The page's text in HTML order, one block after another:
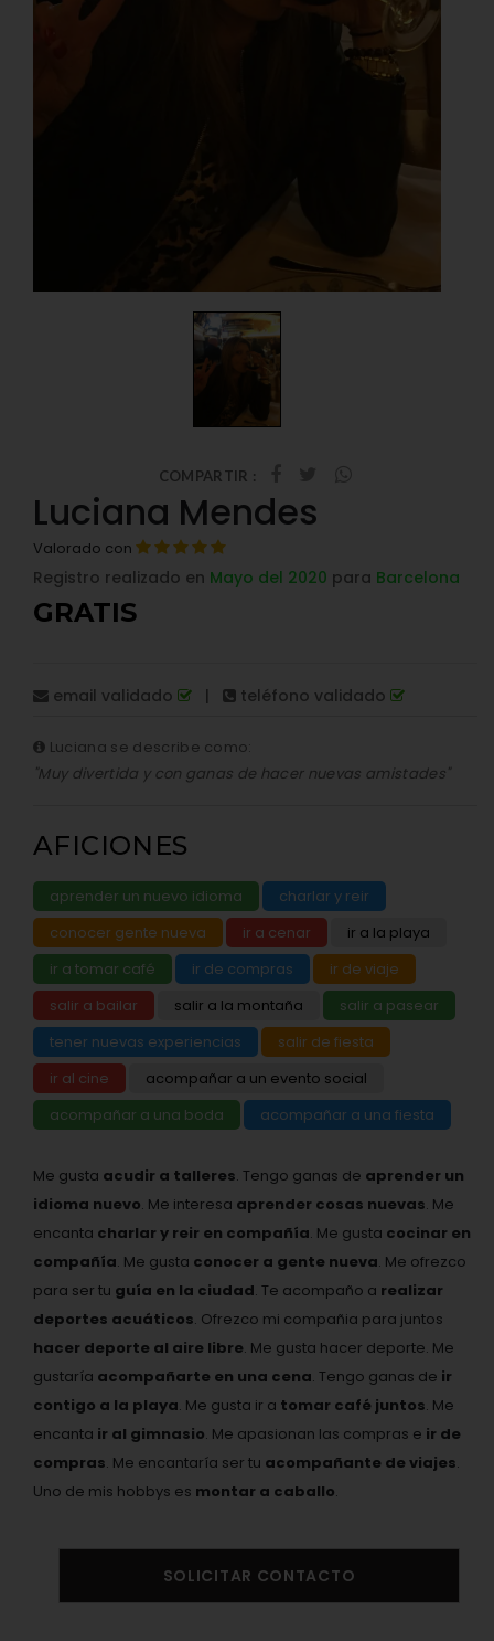
COMPARTIR :
Luciana Mendes
Valorado con
Registro realizado en Mayo del 2020 para Barcelona
GRATIS
email validado | teléfono validado
Luciana se describe como:
"Muy divertida y con ganas de hacer nuevas amistades"
AFICIONES
aprender un nuevo idioma
charlar y reir
conocer gente nueva
ir a cenar
ir a la playa
ir a tomar café
ir de compras
ir de viaje
salir a bailar
salir a la montaña
salir a pasear
tener nuevas experiencias
salir de fiesta
ir al cine
acompañar a un evento social
acompañar a una boda
acompañar a una fiesta
Me gusta acudir a talleres. Tengo ganas de aprender un
idioma nuevo. Me interesa aprender cosas nuevas. Me
encanta charlar y reir en compañía. Me gusta cocinar en
compañía. Me gusta conocer a gente nueva. Me ofrezco
para ser tu guía en la ciudad. Te acompaño a realizar
deportes acuáticos. Ofrezco mi compañia para juntos
hacer deporte al aire libre. Me gusta hacer deporte. Me
gustaría acompañarte en una cena. Tengo ganas de ir
contigo a la playa. Me gusta ir a tomar café juntos. Me
encanta ir al gimnasio. Me apasionan las compras e ir de
compras. Me encantaría ser tu acompañante de viajes.
Uno de mis hobbys es montar a caballo.
SOLICITAR CONTACTO